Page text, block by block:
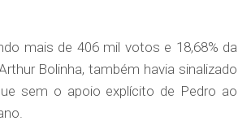
mais de 406 mil votos e 18,68% da
Bolinha, também havia sinalizado
sem o apoio explícito de Pedro ao